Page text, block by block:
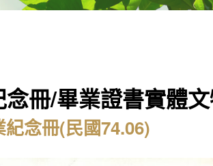
冊/畢業證書實體
念冊(民國74.06)